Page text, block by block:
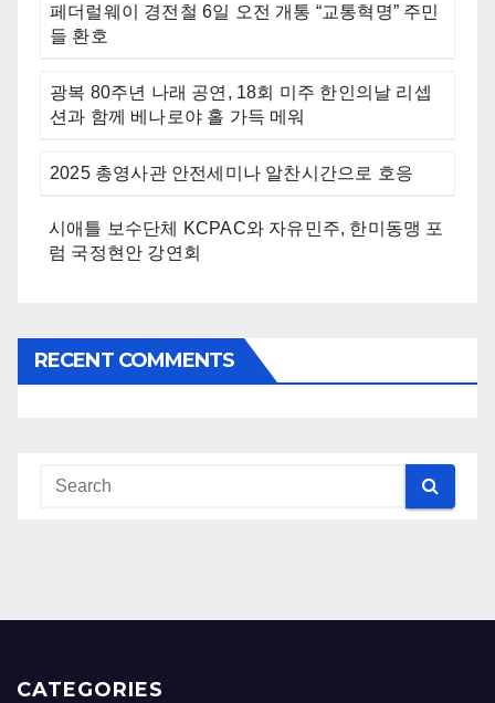
페더럴웨이 경전철 6일 오전 개통 “교통혁명” 주민
들 환호
광복 80주년 나래 공연, 18회 미주 한인의날 리셉
션과 함께 베나로야 홀 가득 메워
2025 총영사관 안전세미나 알찬시간으로 호응
시애틀 보수단체 KCPAC와 자유민주, 한미동맹 포
럼 국정현안 강연회
RECENT COMMENTS
CATEGORIES